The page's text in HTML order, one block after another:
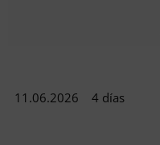
11.06.2026 4 días